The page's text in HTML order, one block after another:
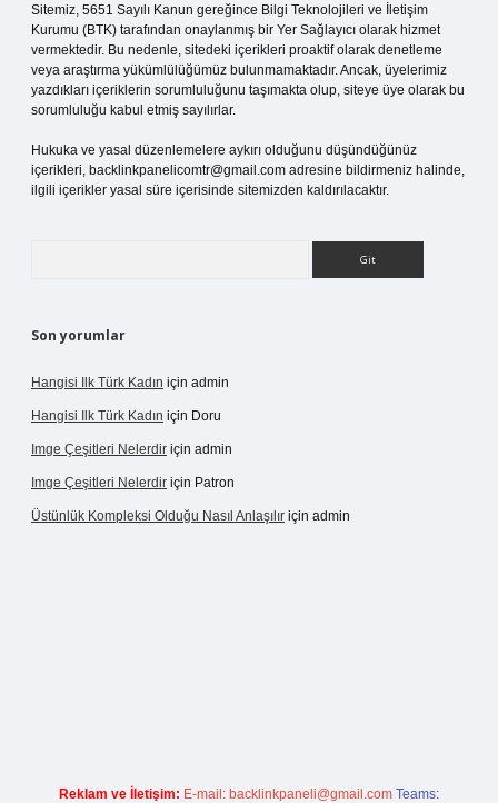
Sitemiz, 5651 Sayılı Kanun gereğince Bilgi Teknolojileri ve İletişim
Kurumu (BTK) tarafından onaylanmış bir Yer Sağlayıcı olarak hizmet
vermektedir. Bu nedenle, sitedeki içerikleri proaktif olarak denetleme
veya araştırma yükümlülüğümüz bulunmamaktadır. Ancak, üyelerimiz
yazdıkları içeriklerin sorumluluğunu taşımakta olup, siteye üye olarak bu
sorumluluğu kabul etmiş sayılırlar.
Hukuka ve yasal düzenlemelere aykırı olduğunu düşündüğünüz
içerikleri, backlinkpanelicomtr@gmail.com adresine bildirmeniz halinde,
ilgili içerikler yasal süre içerisinde sitemizden kaldırılacaktır.
Son yorumlar
Hangisi Ilk Türk Kadın için admin
Hangisi Ilk Türk Kadın için Doru
Imge Çeşitleri Nelerdir için admin
Imge Çeşitleri Nelerdir için Patron
Üstünlük Kompleksi Olduğu Nasıl Anlaşılır için admin
Reklam ve İletişim: E-mail: backlinkpaneli@gmail.com Teams: